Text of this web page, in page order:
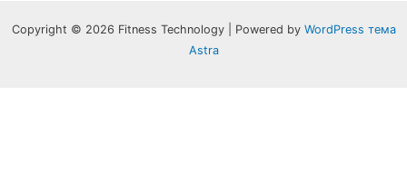
Copyright © 2026 Fitness Technology | Powered by WordPress тема
Astra